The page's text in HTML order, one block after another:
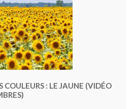
COULEURS : LE JAUNE (VIDÉO